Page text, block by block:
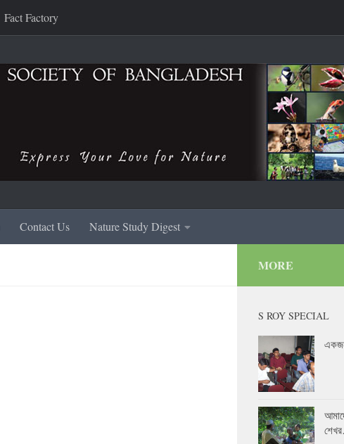
Fact Factory
Contact Us Nature Study Digest
MORE
S ROY SPECIAL